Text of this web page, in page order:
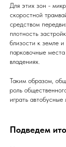
Для этих зон -
скоростной
средством
плотность
близости к земле
парковочные
владениях.
Таким образом,
роль
играть
Подведем